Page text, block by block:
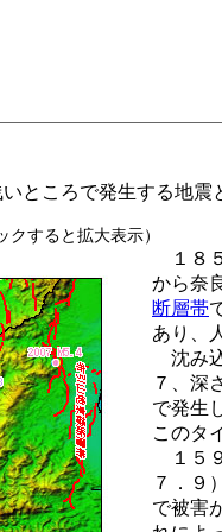
ところで発生する地震
すると拡大表示）
１８
から奈
断層帯
あり、
沈み
７、深
で発生
このタ
１５
７．９
で被害